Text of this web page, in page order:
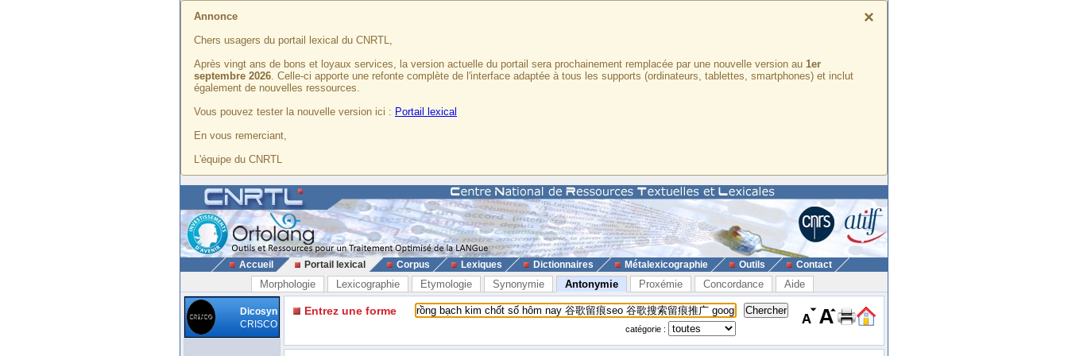
×
Annonce
Chers usagers du portail lexical du CNRTL,
Après vingt ans de bons et loyaux services, la version actuelle du portail sera prochainement remplacée par une nouvelle version au 1er
septembre 2026. Celle-ci apporte une refonte complète de l'interface adaptée à tous les supports (ordinateurs, tablettes, smartphones) et inclut
également de nouvelles ressources.
Vous pouvez tester la nouvelle version ici : Portail lexical
En vous remerciant,
L'équipe du CNRTL
Accueil Portail lexical Corpus Lexiques Dictionnaires Métalexicographie Outils Contact
Morphologie Lexicographie Etymologie Synonymie Antonymie Proxémie Concordance Aide
Dicosyn
CRISCO
Entrez une forme
catégorie :